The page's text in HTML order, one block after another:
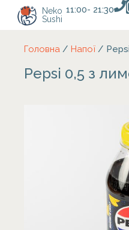
Neko
Sushi
11:00- 21:30
Головна / Напої /
Pepsi 0,5 з